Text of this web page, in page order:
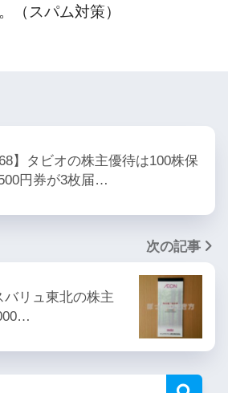
（スパム対策）
】タビオの株主優待は100株保
円券が3枚届…
次の記事
バリュ東北の株主